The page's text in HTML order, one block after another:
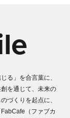
る」を合言葉に、
を通じて、未来の
づくりを起点に、
（ファブカ